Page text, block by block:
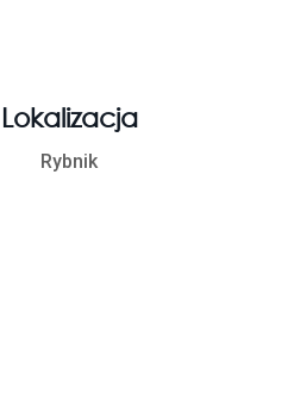
Lokalizacja
Rybnik